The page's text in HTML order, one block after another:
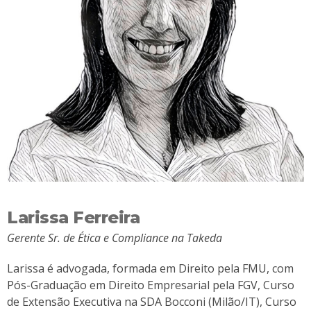
Larissa Ferreira
Gerente Sr. de Ética e Compliance na Takeda
Larissa é advogada, formada em Direito pela FMU, com
Pós-Graduação em Direito Empresarial pela FGV, Curso
de Extensão Executiva na SDA Bocconi (Milão/IT), Curso